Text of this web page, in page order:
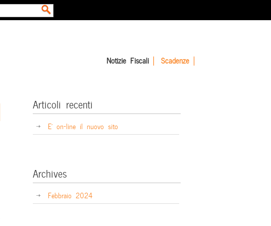
Notizie Fiscali Scadenze
Articoli recenti
E’ on-line il nuovo sito
Archives
Febbraio 2024